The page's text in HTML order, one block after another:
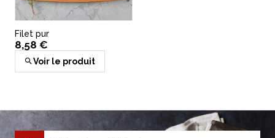
Filet pur
8,58 €
Voir le produit